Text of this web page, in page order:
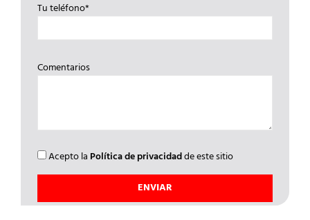
Tu teléfono*
Comentarios
Acepto la Política de privacidadde este sitio